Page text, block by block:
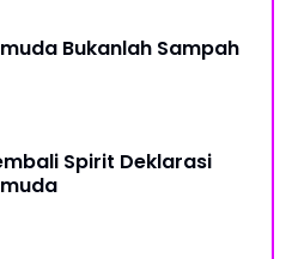
Bukanlah Sampah
Spirit Deklarasi